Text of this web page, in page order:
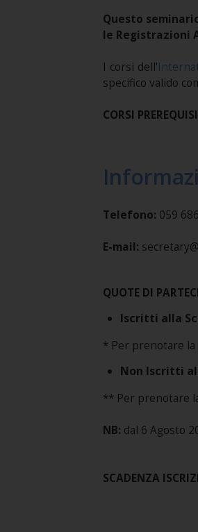
Questo
le Registrazioni
I corsi dell'
specifico valido
CORSI
Telefono: 059
E-mail:
QUOTE DI
Iscritti alla
* Per prenotare la
Non Iscritti
** Per prenotare
NB: dal 6 Agosto
SCADENZA